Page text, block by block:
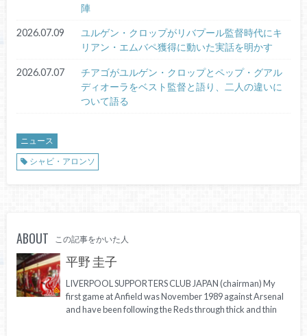
陣
2026.07.09
ユルゲン・クロップがリバプール監督時代にキ
リアン・エムバペ獲得に動いた実話を明かす
2026.07.07
チアゴがユルゲン・クロップとペップ・グアル
ディオーラをベスト監督と語り、二人の違いに
ついて語る
ニュース
シャビ・アロンソ
ABOUT この記事をかいた人
平野 圭子
LIVERPOOL SUPPORTERS CLUB JAPAN (chairman) My
first game at Anfield was November 1989 against Arsenal
and have been following the Reds through thick and thin